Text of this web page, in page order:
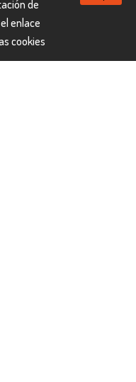
disfrutar de la
de
enlace
cookies